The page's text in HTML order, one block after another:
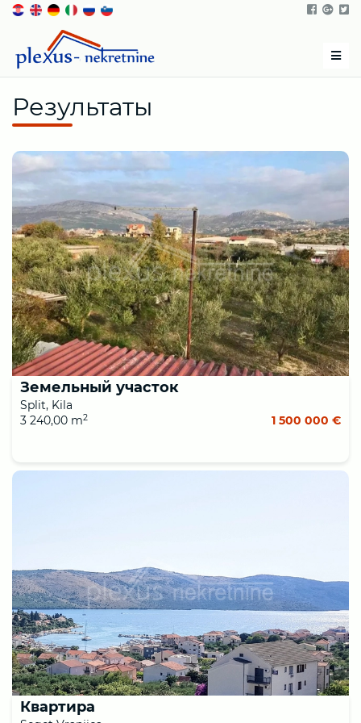
Menu
Результаты
Земельный участок
Split, Kila
3 240,00 m2 1 500 000 €
Квартира